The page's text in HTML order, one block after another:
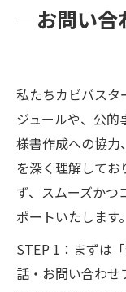
お問い合
私たちカビバスタ
ジュールや、公
様書作成への協力
を深く理解して
ず、スムーズかつ
ポートいたします。
STEP 1：まずは
話・お問い合わ